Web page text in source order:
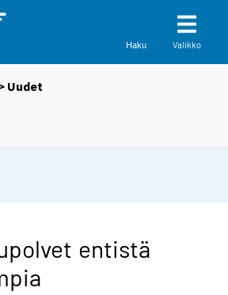
Haku Valikko
Uudet
entistä